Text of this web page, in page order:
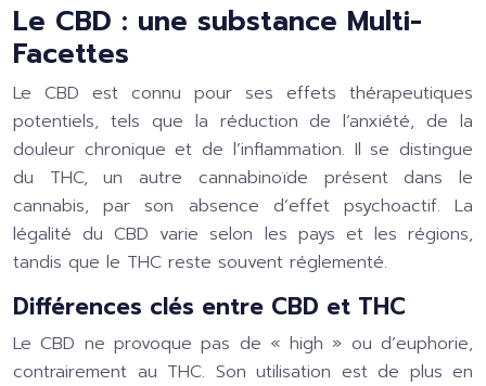
Le CBD : une substance Multi-
Facettes
Le CBD est connu pour ses effets thérapeutiques
potentiels, tels que la réduction de l’anxiété, de la
douleur chronique et de l’inflammation. Il se distingue
du THC, un autre cannabinoïde présent dans le
cannabis, par son absence d’effet psychoactif. La
légalité du CBD varie selon les pays et les régions,
tandis que le THC reste souvent réglementé.
Différences clés entre CBD et THC
Le CBD ne provoque pas de « high » ou d’euphorie,
contrairement au THC. Son utilisation est de plus en